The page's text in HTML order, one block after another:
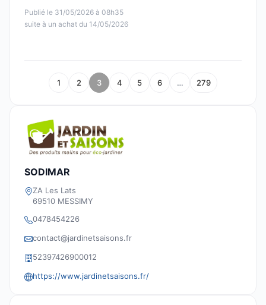
Publié le 31/05/2026 à 08h35
suite à un achat du 14/05/2026
1 2 3 4 5 6 … 279
SODIMAR
ZA Les Lats
69510 MESSIMY
0478454226
contact@jardinetsaisons.fr
52397426900012
https://www.jardinetsaisons.fr/